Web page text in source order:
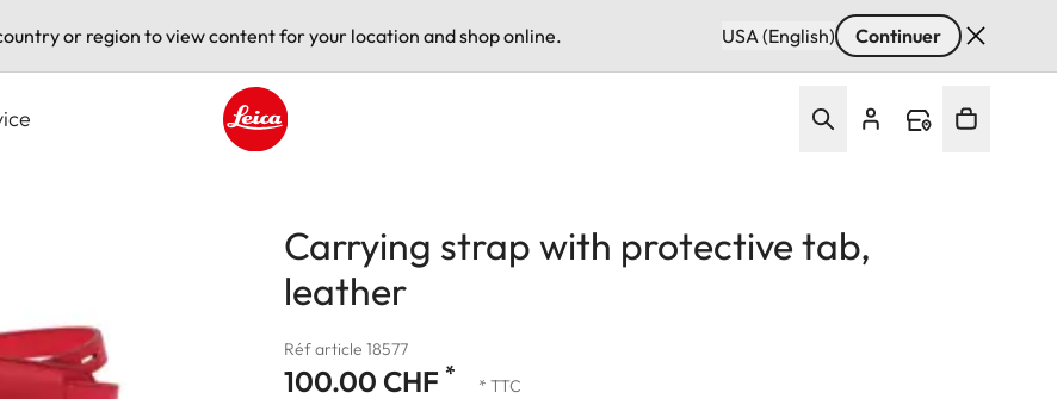
or region to view content for your location and shop online. USA (English) Continuer
Carrying strap with protective tab,
leather
Réf article 18577
100.00 CHF * * TTC